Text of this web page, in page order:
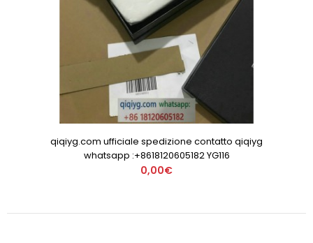
qiqiyg.com ufficiale spedizione contatto qiqiyg
whatsapp :+8618120605182 YG116
0,00€